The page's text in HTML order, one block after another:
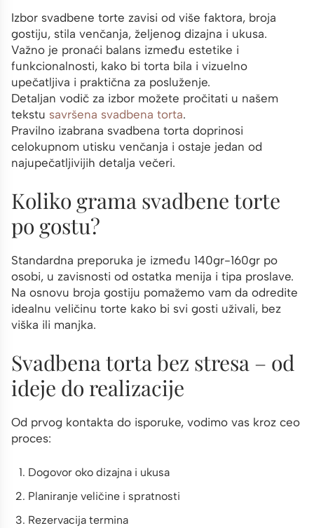
Izbor svadbene torte zavisi od više faktora, broja
gostiju, stila venčanja, željenog dizajna i ukusa.
Važno je pronaći balans između estetike i
funkcionalnosti, kako bi torta bila i vizuelno
upečatljiva i praktična za posluženje.
Detaljan vodič za izbor možete pročitati u našem
tekstu savršena svadbena torta.
Pravilno izabrana svadbena torta doprinosi
celokupnom utisku venčanja i ostaje jedan od
najupečatljivijih detalja večeri.
Koliko grama svadbene torte
po gostu?
Standardna preporuka je između 140gr-160gr po
osobi, u zavisnosti od ostatka menija i tipa proslave.
Na osnovu broja gostiju pomažemo vam da odredite
idealnu veličinu torte kako bi svi gosti uživali, bez
viška ili manjka.
Svadbena torta bez stresa – od
ideje do realizacije
Od prvog kontakta do isporuke, vodimo vas kroz ceo
proces:
Dogovor oko dizajna i ukusa
Planiranje veličine i spratnosti
Rezervacija termina